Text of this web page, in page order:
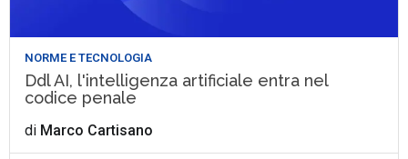
NORME E TECNOLOGIA
Ddl AI, l'intelligenza artificiale entra nel
codice penale
di Marco Cartisano